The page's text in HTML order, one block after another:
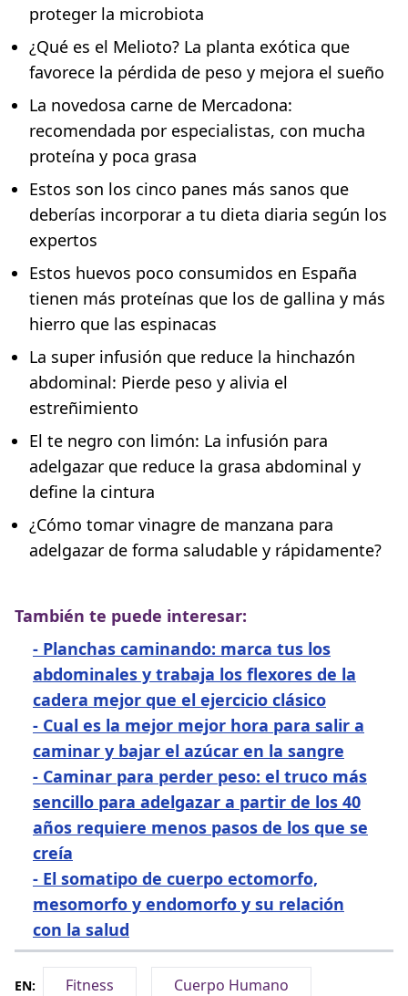
proteger la microbiota
¿Qué es el Melioto? La planta exótica que
favorece la pérdida de peso y mejora el sueño
La novedosa carne de Mercadona:
recomendada por especialistas, con mucha
proteína y poca grasa
Estos son los cinco panes más sanos que
deberías incorporar a tu dieta diaria según los
expertos
Estos huevos poco consumidos en España
tienen más proteínas que los de gallina y más
hierro que las espinacas
La super infusión que reduce la hinchazón
abdominal: Pierde peso y alivia el
estreñimiento
El te negro con limón: La infusión para
adelgazar que reduce la grasa abdominal y
define la cintura
¿Cómo tomar vinagre de manzana para
adelgazar de forma saludable y rápidamente?
También te puede interesar:
- Planchas caminando: marca tus los
abdominales y trabaja los flexores de la
cadera mejor que el ejercicio clásico
- Cual es la mejor mejor hora para salir a
caminar y bajar el azúcar en la sangre
- Caminar para perder peso: el truco más
sencillo para adelgazar a partir de los 40
años requiere menos pasos de los que se
creía
- El somatipo de cuerpo ectomorfo,
mesomorfo y endomorfo y su relación
con la salud
EN: Fitness Cuerpo Humano